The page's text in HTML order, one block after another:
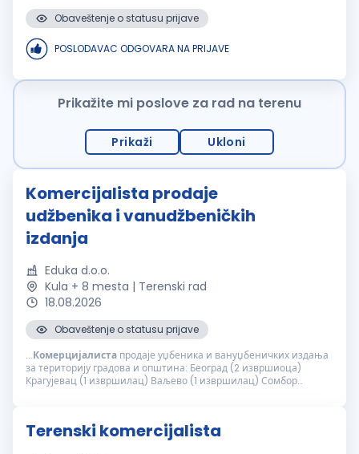
Obaveštenje o statusu prijave
POSLODAVAC ODGOVARA NA PRIJAVE
Prikažite mi poslove za rad na terenu
Prikaži Ukloni
Komercijalista prodaje
udžbenika i vanudžbeničkih
izdanja
Eduka d.o.o.
Kula + 8 mesta | Terenski rad
18.08.2026
Obaveštenje o statusu prijave
...Комерцијалиста продаје уџбеника и вануџбеничких издања
за територију градова и општина: Београд (2 извршиоца)
Крагујевац (1 извршилац) Ваљево (1 извршилац) Сомбор
Terenski komercijalista